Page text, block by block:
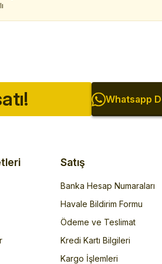
Whatsapp
Satış
Banka Hesap Numaraları
Havale Bildirim Formu
Ödeme ve Teslimat
Kredi Kartı Bilgileri
Kargo İşlemleri